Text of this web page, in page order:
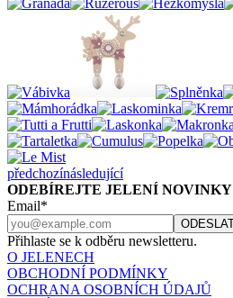
předchozínásledující
ODEBÍREJTE JELENÍ NOVINKY
Email*
Přihlaste se k odběru newsletteru.
O JELENECH
OBCHODNÍ PODMÍNKY
OCHRANA OSOBNÍCH ÚDAJŮ